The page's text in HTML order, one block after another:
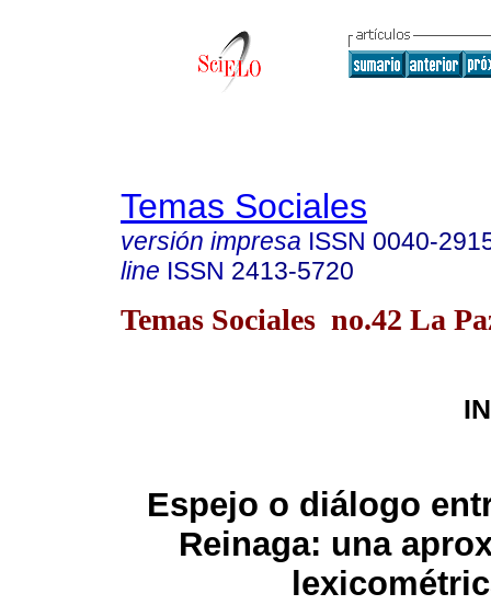
Temas Sociales
versión impresa ISSN 0040-
line ISSN 2413-5720
Temas Sociales no.42 La
Espejo o diálogo
Reinaga: una